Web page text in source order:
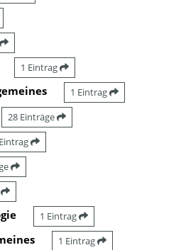
1 Eintrag
1 Eintrag
28 Einträge
1 Eintrag
1 Eintrag